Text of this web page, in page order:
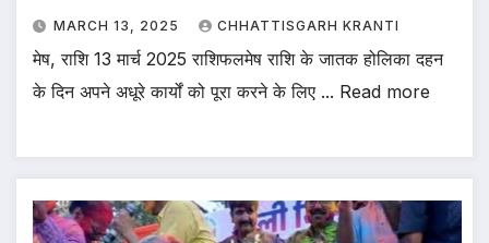
MARCH 13, 2025 CHHATTISGARH KRANTI
मेष, राशि 13 मार्च 2025 राशिफलमेष राशि के जातक होलिका दहन
के दिन अपने अधूरे कार्यों को पूरा करने के लिए ... Read more